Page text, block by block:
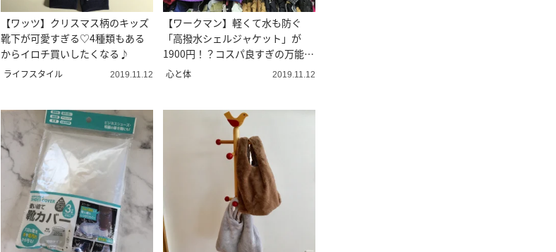
【ワッツ】クリスマス柄のキッズ
靴下が可愛すぎる♡4種類もある
からイロチ買いしたくなる♪
ライフスタイル 2019.11.12
【ワークマン】軽くて水も防ぐ
「高撥水シェルジャケット」が
1900円！？コスパ良すぎの万能ア
ウター！
心と体 2019.11.12